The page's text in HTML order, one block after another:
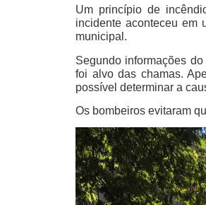
Um princípio de
incidente aconteceu em
municipal.
Segundo informações
foi alvo das chamas.
possível determinar a
Os bombeiros evitaram